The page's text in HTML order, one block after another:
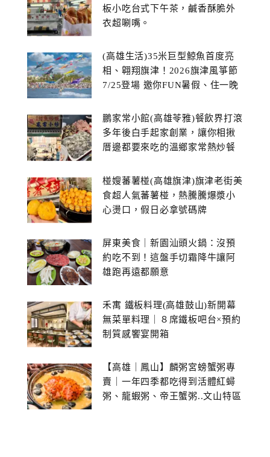
板小吃台式下午茶，鹹香酥脆外
衣超唰嘴。
(高雄生活)35米巨型鯨魚首度亮
相、翱翔旗津！2026旗津風箏節
7/25登場 邀你FUN暑假、住一晚
鵬家常小館(高雄苓雅)餐飲界打滾
多年後白手起家創業，讓你相揪
厝邊都要來吃的溫鄉家常熱炒餐
椪嫂蕃薯椪(高雄旗津)旗津老街美
食超人氣蕃薯椪，熱騰騰爆漿小
心燙口，假日必拿號碼牌
屏東美食｜新園汕頭火鍋：沒預
約吃不到！這盤手切霜降牛讓阿
雄跑再遠都願意
禾寓 鐵板料理(高雄鼓山)新開幕
無菜單料理｜８席鐵板吧台×預約
制質感饗宴開箱
【高雄｜鳳山】麟粥宮螃蟹粥專
賣｜一年四季都吃得到活體紅蟳
粥、龍蝦粥、帝王蟹粥..文山特區